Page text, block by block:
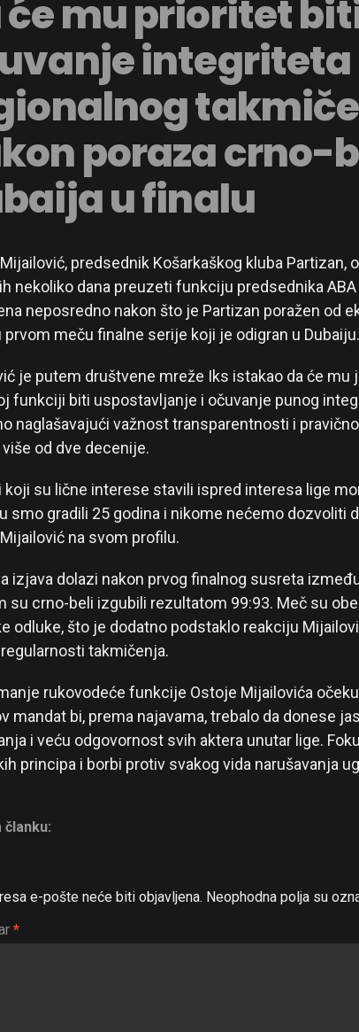
će mu prioritet
integriteta
poraza crno-
u finalu
predsednik Košarkaškog kluba Partizan,
nekoliko dana preuzeti funkciju predsednika
neposredno nakon što je Partizan poražen od
prvom meču finalne serije koji je odigran u Dubaiju.
je putem društvene mreže Iks istakao da će mu
funkciji biti uspostavljanje i očuvanje punog
naglašavajući važnost transparentnosti i
od dve decenije.
koji su lične interese stavili ispred interesa lige
smo gradili 25 godina i nikome nećemo dozvoliti
na svom profilu.
izjava dolazi nakon prvog finalnog susreta
su crno-beli izgubili rezultatom 99:93. Meč su
odluke, što je dodatno podstaklo reakciju
takmičenja.
rukovodeće funkcije Ostoje Mijailovića
mandat bi, prema najavama, trebalo da donese
i veću odgovornost svih aktera unutar lige.
principa i borbi protiv svakog vida narušavanja
članku:
e-pošte neće biti objavljena. Neophodna polja su
*